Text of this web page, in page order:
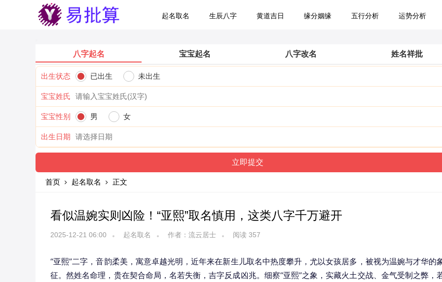
起名取名 生辰八字 黄道吉日 缘分姻缘 五行分析 运势分析
八字起名 宝宝起名 八字改名 姓名祥批
出生状态 已出生 未出生
宝宝姓氏
宝宝性别 男 女
出生日期
首页 起名取名 正文
看似温婉实则凶险！“亚熙”取名慎用，这类八字千万避开
2025-12-21 06:00 起名取名 作者：流云居士 阅读 357
“亚熙”二字，音韵柔美，寓意卓越光明，近年来在新生儿取名中热度攀升，尤以女孩居多，被视为温婉与才华的
征。然姓名命理，贵在契合命局，名若失衡，吉字反成凶兆。细察“亚熙”之象，实藏火土交战、金气受制之弊，